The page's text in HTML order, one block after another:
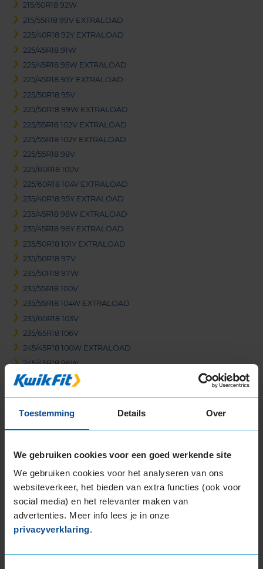
Toestemming Details Over
We gebruiken cookies voor een goed werkende site
We gebruiken cookies voor het analyseren van ons
websiteverkeer, het bieden van extra functies (ook voor
social media) en het relevanter maken van
advertenties. Meer info lees je in onze
privacyverklaring.
215/50R18 92W
215/55R18 99V EXTRALOAD
225/40R18 92Y EXTRALOAD
225/45R18 91W
225/45R18 95W EXTRALOAD
225/45R18 95Y EXTRALOAD
225/50R18 95V
225/50R18 99W EXTRALOAD
225/55R18 102V EXTRALOAD
225/55R18 102Y EXTRALOAD
225/55R18 98V
225/60R18 100V
225/60R18 104V EXTRALOAD
235/40R18 95Y EXTRALOAD
235/45R18 98W EXTRALOAD
235/45R18 98Y EXTRALOAD
235/50R18 101Y EXTRALOAD
235/50R18 97V
235/50R18 97W
235/55R18 100V
235/55R18 104W EXTRALOAD
235/60R18 103V
235/65R18 106V
245/45R18 100W EXTRALOAD
245/45R18 96W
245/50R18 104W EXTRALOAD
Meer banden in de maten225-40-r18|225-45-r18|225-50-r18
19-inch banden
205/55R19 97V EXTRALOAD
225/40R19 93W EXTRALOAD
225/45R19 96W EXTRALOAD
225/55R19 99V